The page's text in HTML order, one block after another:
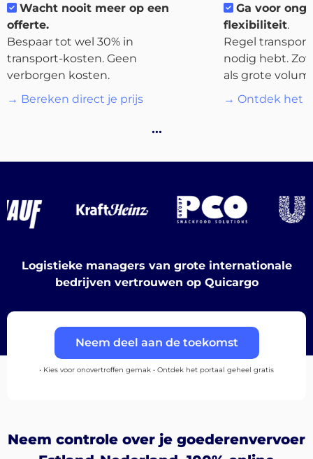
About
platform
Ontdek
Nederlands
Aanmelden
Wacht nooit meer op een
offerte.
Bespaar tot wel 30% in
transport-kosten. Geen
verborgen kosten.
→ Bereken direct je prijs
Ga voor
flexibiliteit.
Regel
nodig hebt.
als grote
→ Ontdek het
…
Logistieke managers van grote internationale
bedrijven vertrouwen op Quicargo
Neem deel aan de toekomst
• Kies voor onovertroffen gemak • Ontdek het portaal geheel gratis
Neem controle over je goederenvervoer